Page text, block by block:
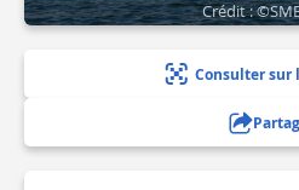
Crédit :
Consulter